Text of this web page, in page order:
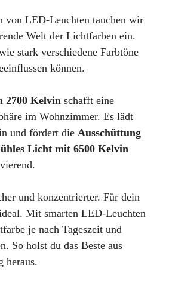
von LED-Leuchten tauchen wir
Welt der Lichtfarben ein.
stark verschiedene Farbtöne
können.
2700 Kelvin schafft eine
im Wohnzimmer. Es lädt
und fördert die Ausschüttung
Licht mit 6500 Kelvin
und konzentrierter. Für dein
Mit smarten LED-Leuchten
je nach Tageszeit und
So holst du das Beste aus
heraus.